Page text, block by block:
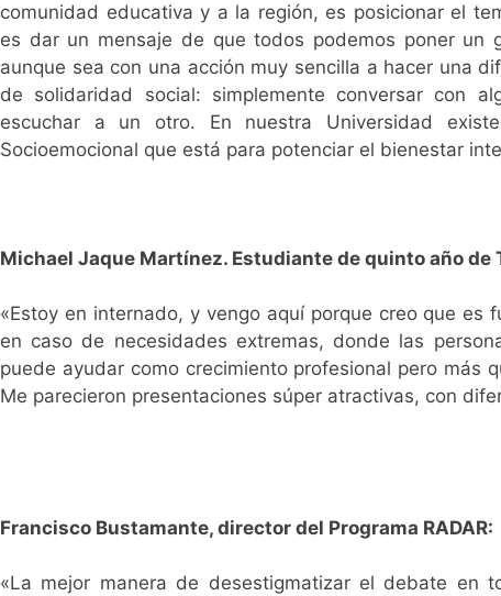
comunidad educativa y a la región, es posicionar el
es dar un mensaje de que todos podemos poner un
aunque sea con una acción muy sencilla a hacer una
de solidaridad social: simplemente conversar con
escuchar a un otro. En nuestra Universidad
Socioemocional que está para potenciar el bienestar
Michael Jaque Martínez. Estudiante de quinto año de
«Estoy en internado, y vengo aquí porque creo que
en caso de necesidades extremas, donde las
puede ayudar como crecimiento profesional pero más
Me parecieron presentaciones súper atractivas, con
Francisco Bustamante, director del Programa RADAR:
«La mejor manera de desestigmatizar el debate en